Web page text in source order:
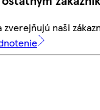
zverejňujú naši